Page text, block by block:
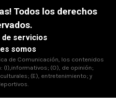
Todos los derechos
servicios
somos
de Comunicación, los contenidos
(I),informativos; (O), de opinión;
(E), entretenimiento; y